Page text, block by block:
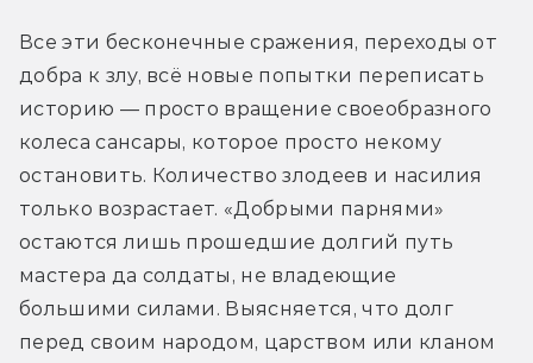
Все эти бесконечные сражения, переходы от
добра к злу, всё новые попытки переписать
историю — просто вращение своеобразного
колеса сансары, которое просто некому
остановить. Количество злодеев и насилия
только возрастает. «Добрыми парнями»
остаются лишь прошедшие долгий путь
мастера да солдаты, не владеющие
большими силами. Выясняется, что долг
перед своим народом, царством или кланом